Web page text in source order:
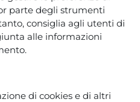
parte degli strumenti
consiglia agli utenti di
alle informazioni
di cookies e di altri